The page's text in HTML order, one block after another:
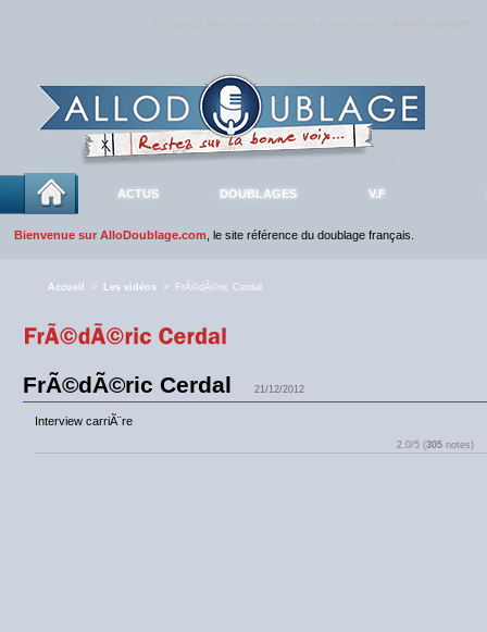
ACTUS DOUBLAGES V.F
Bienvenue sur AlloDoublage.com , le site référence du doublage français.
Accueil > Les vidéos > FrÃ©dÃ©ric Cerdal
FrÃ©dÃ©ric Cerdal 21/12/2012
Interview carriÃ¨re
2.0/5 (305notes)